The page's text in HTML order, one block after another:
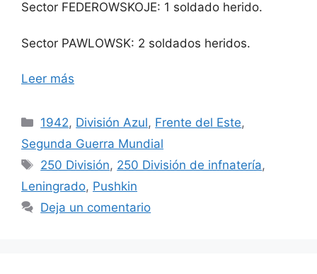
Sector FEDEROWSKOJE: 1 soldado herido.
Sector PAWLOWSK: 2 soldados heridos.
Leer más
Categorías
1942, División Azul, Frente del Este,
Segunda Guerra Mundial
Etiquetas
250 División, 250 División de infnatería,
Leningrado, Pushkin
Deja un comentario